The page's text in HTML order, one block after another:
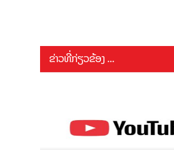
ຂ່າວທີ່ກ່ຽວຂ້ອງ ...